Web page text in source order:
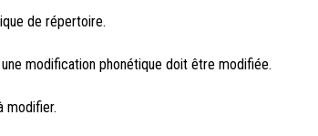
de répertoire.
modification phonétique doit être modifiée.
modifier.